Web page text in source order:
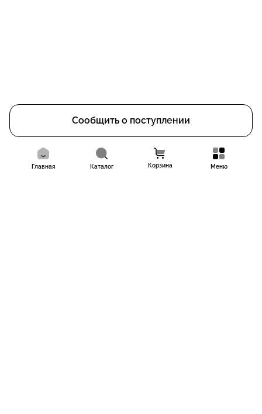
Сообщить о поступлении
Главная Каталог Корзина Меню